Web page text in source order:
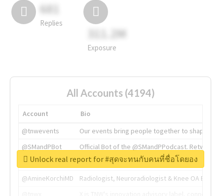
681
Replies
311.2M
Exposure
All Accounts (4194)
Account
Bio
@tnwevents
Our events bring people together to shape the
@SMandPBot
Official Bot of the @SMandPPodcast.
@thenextweb
The heart of tech.
@AmineKorchiMD
Radiologist, Neuroradiologist & Knee OA
Unlock real report for #สุดจะทนกับคนที่ชื่อโดยอง